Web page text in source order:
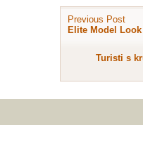
Previous Post
Elite Model
Turisti s